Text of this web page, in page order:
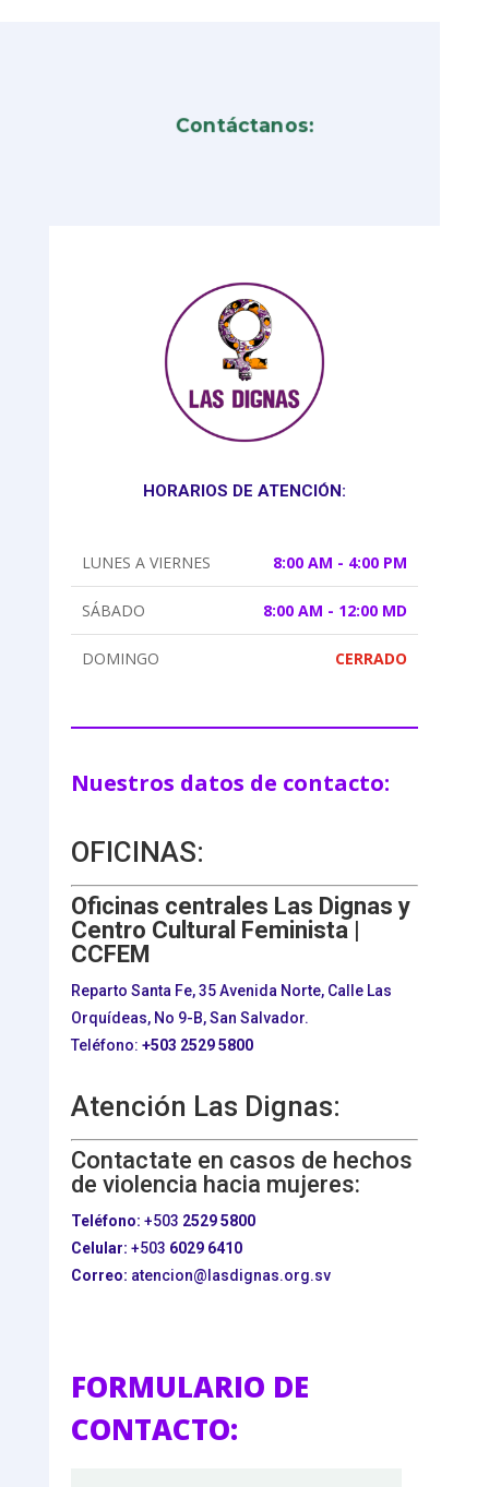
Contáctanos:
HORARIOS DE ATENCIÓN:
LUNES A VIERNES 8:00 AM - 4:00 PM
SÁBADO 8:00 AM - 12:00 MD
DOMINGO CERRADO
Nuestros datos de contacto:
OFICINAS:
Oficinas centrales Las Dignas y
Centro Cultural Feminista |
CCFEM
Reparto Santa Fe, 35 Avenida Norte, Calle Las
Orquídeas, No 9-B, San Salvador.
Teléfono: +503 2529 5800
Atención Las Dignas:
Contactate en casos de hechos
de violencia hacia mujeres:
Teléfono: +503 2529 5800
Celular: +503 6029 6410
Correo: atencion@lasdignas.org.sv
FORMULARIO DE
CONTACTO: